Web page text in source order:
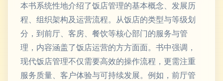
本书系统性地介绍了饭店管理的基本概念、发展历
程、组织架构及运营流程。从饭店的类型与等级划
分，到前厅、客房、餐饮等核心部门的服务与管
理，内容涵盖了饭店运营的方方面面。书中强调，
现代饭店管理不仅需要高效的操作流程，更需注重
服务质量、客户体验与可持续发展。例如，前厅管